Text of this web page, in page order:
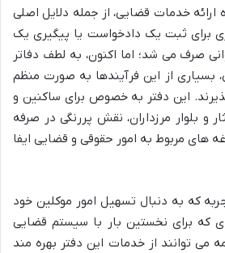
خدمات قضایی، از جمله دلایل اصلی
برای ثبت یک دادخواست یا پیگیری یک
صرف می شد؛ اما اکنون، به لطف دفاتر
بسیاری از این فرآیندها به صورت منظم
این دفتر به خصوص برای ساکنین و
و بلوار مرزداران، نقش پررنگی در صرفه
های مربوط به امور حقوقی و قضایی ایفا
که به دنبال تسهیل امور موکلین خود
که برای نخستین بار با سیستم قضایی
می توانند از خدمات این دفتر بهره مند